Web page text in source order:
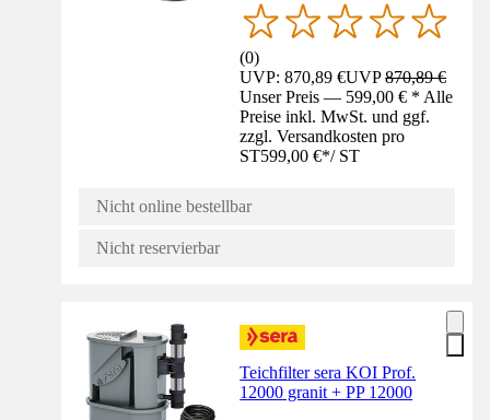
(0)
UVP: 870,89 €UVP870,89 €
Unser Preis — 599,00 € * Alle
Preise inkl. MwSt. und ggf.
zzgl. Versandkosten pro
ST599,00 €*/ ST
Nicht online bestellbar
Nicht reservierbar
Teichfilter sera KOI Prof.
12000 granit + PP 12000